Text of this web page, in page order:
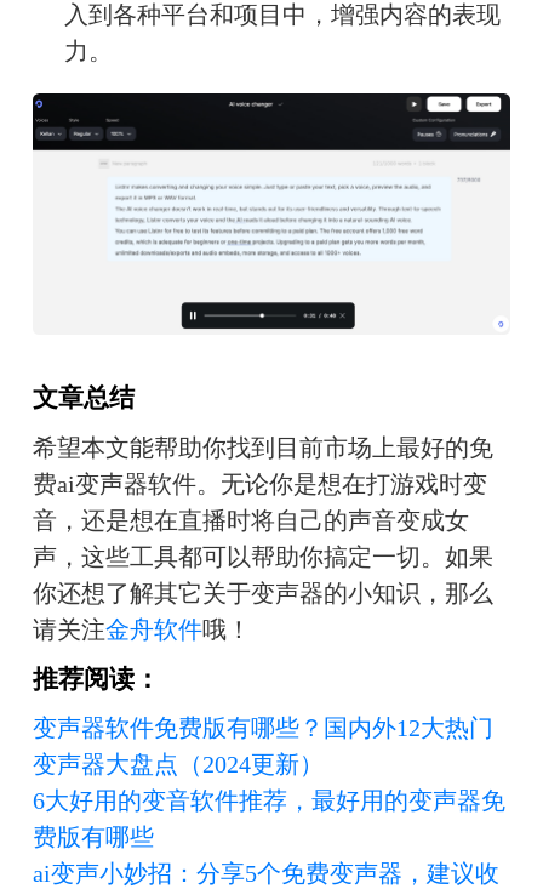
入到各种平台和项目中，增强内容的表现
力。
文章总结
希望本文能帮助你找到目前市场上最好的免
费ai变声器软件。无论你是想在打游戏时变
音，还是想在直播时将自己的声音变成女
声，这些工具都可以帮助你搞定一切。如果
你还想了解其它关于变声器的小知识，那么
请关注金舟软件哦！
推荐阅读：
变声器软件免费版有哪些？国内外12大热门
变声器大盘点（2024更新）
6大好用的变音软件推荐，最好用的变声器免
费版有哪些
ai变声小妙招：分享5个免费变声器，建议收